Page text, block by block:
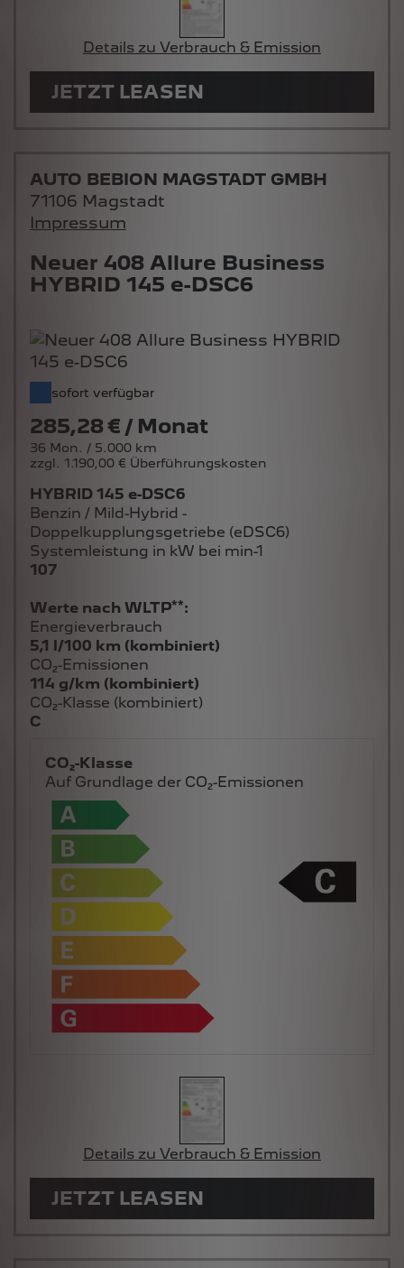
Details zu Verbrauch & Emission
JETZT LEASEN
Neuer 408 Allure Business
HYBRID 145 e-DSC6
sofort verfügbar
285,28 € / Monat
36 Mon. / 5.000 km
zzgl. 1.190,00 € Überführungskosten
AUTO BEBION MAGSTADT GMBH
71106 Magstadt
Impressum
HYBRID 145 e-DSC6
Benzin / Mild-Hybrid -
Doppelkupplungsgetriebe (eDSC6)
Systemleistung in kW bei min-1
107
Werte nach WLTP**:
Energieverbrauch
5,1 l/100 km (kombiniert)
CO₂-Emissionen
114 g/km (kombiniert)
CO₂-Klasse (kombiniert)
C
CO₂-Klasse
Auf Grundlage der CO₂-Emissionen
Details zu Verbrauch & Emission
JETZT LEASEN